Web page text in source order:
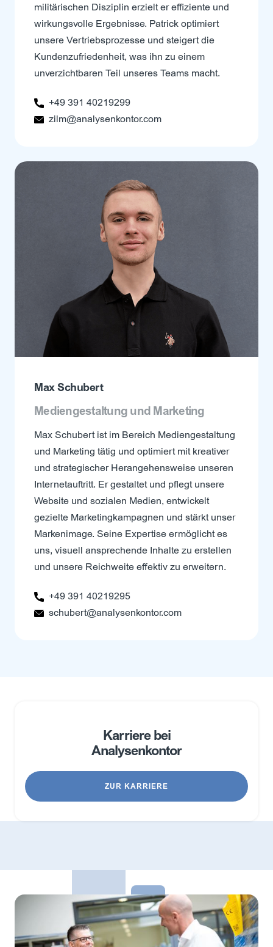
militärischen Disziplin erzielt er effiziente und
wirkungsvolle Ergebnisse. Patrick optimiert
unsere Vertriebsprozesse und steigert die
Kundenzufriedenheit, was ihn zu einem
unverzichtbaren Teil unseres Teams macht.
+49 391 40219299
zilm@analysenkontor.com
Max Schubert
Mediengestaltung und Marketing
Max Schubert ist im Bereich Mediengestaltung
und Marketing tätig und optimiert mit kreativer
und strategischer Herangehensweise unseren
Internetauftritt. Er gestaltet und pflegt unsere
Website und sozialen Medien, entwickelt
gezielte Marketingkampagnen und stärkt unser
Markenimage. Seine Expertise ermöglicht es
uns, visuell ansprechende Inhalte zu erstellen
und unsere Reichweite effektiv zu erweitern.
+49 391 40219295
schubert@analysenkontor.com
Karriere bei
Analysenkontor
ZUR KARRIERE